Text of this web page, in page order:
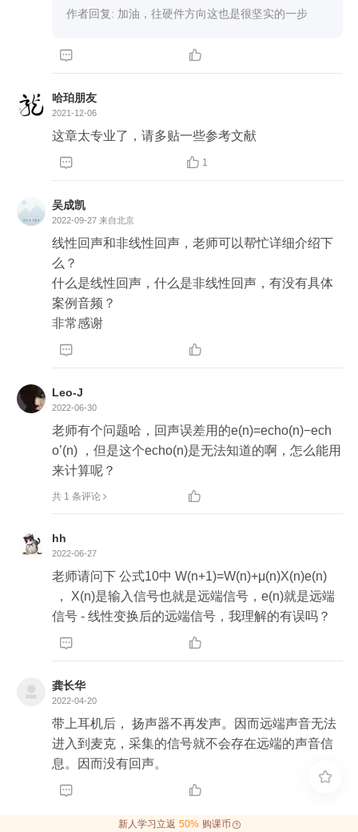
作者回复: 加油，往硬件方向这也是很坚实的一步
 
哈珀朋友
2021-12-06
这章太专业了，请多贴一些参考文献
  1
吴成凯
2022-09-27 来自北京
线性回声和非线性回声，老师可以帮忙详细介绍下
么？
什么是线性回声，什么是非线性回声，有没有具体
案例音频？
非常感谢
 
Leo-J
2022-06-30
老师有个问题哈，回声误差用的e(n)=echo(n)−ech
o’(n) ，但是这个echo(n)是无法知道的啊，怎么能用
来计算呢？
共 1 条评论 
hh
2022-06-27
老师请问下 公式10中 W(n+1)=W(n)+μ(n)X(n)e(n)
， X(n)是输入信号也就是远端信号，e(n)就是远端
信号 - 线性变换后的远端信号，我理解的有误吗？
 
龚长华
2022-04-20
带上耳机后， 扬声器不再发声。因而远端声音无法
进入到麦克，采集的信号就不会存在远端的声音信
息。因而没有回声。
 
新人学习立返 50% 购课币
